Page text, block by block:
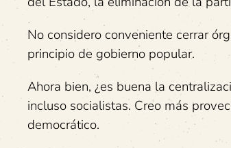
No considero conveniente cerrar
principio de gobierno popular.
Ahora bien, ¿es buena la
incluso socialistas. Creo más
democrático.